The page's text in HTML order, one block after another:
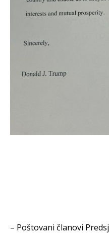
– Poštovani članovi